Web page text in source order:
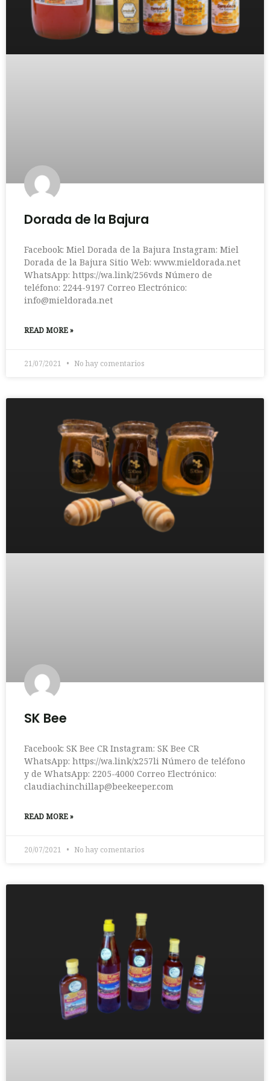
Dorada de la Bajura
Facebook: Miel Dorada de la Bajura Instagram: Miel
Dorada de la Bajura Sitio Web: www.mieldorada.net
WhatsApp: https://wa.link/256vds Número de
teléfono: 2244-9197 Correo Electrónico:
info@mieldorada.net
READ MORE »
21/07/2021 No hay comentarios
SK Bee
Facebook: SK Bee CR Instagram: SK Bee CR
WhatsApp: https://wa.link/x257li Número de teléfono
y de WhatsApp: 2205-4000 Correo Electrónico:
claudiachinchillap@beekeeper.com
READ MORE »
20/07/2021 No hay comentarios